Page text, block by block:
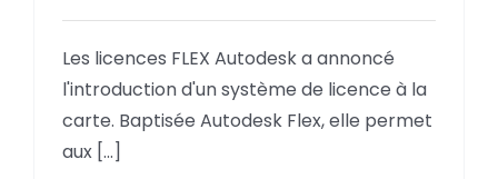
Les licences FLEX Autodesk a annoncé
l'introduction d'un système de licence à la
carte. Baptisée Autodesk Flex, elle permet
aux [...]